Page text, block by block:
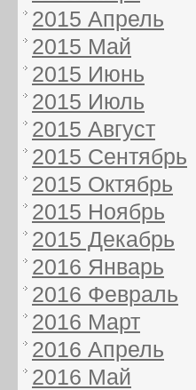
2015 Апрель
2015 Май
2015 Июнь
2015 Июль
2015 Август
2015 Сентябрь
2015 Октябрь
2015 Ноябрь
2015 Декабрь
2016 Январь
2016 Февраль
2016 Март
2016 Апрель
2016 Май